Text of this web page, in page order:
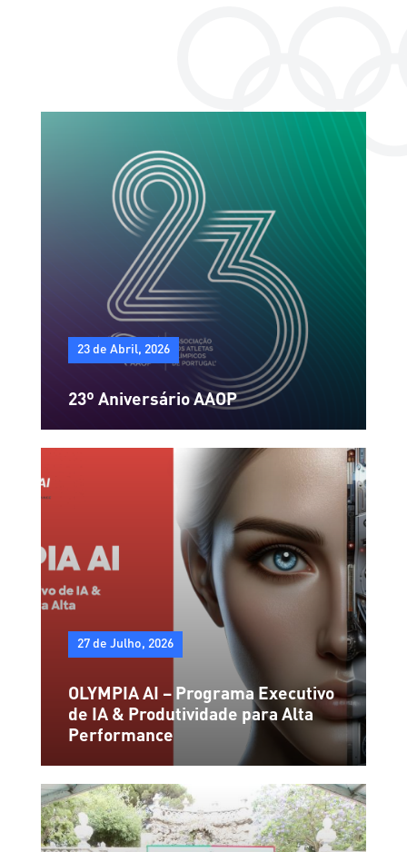
23 de Abril, 2026
23º Aniversário AAOP
27 de Julho, 2026
OLYMPIA AI – Programa Executivo
de IA & Produtividade para Alta
Performance